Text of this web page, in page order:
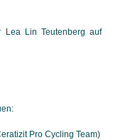
Lea Lin Teutenberg auf
Pro Cycling Team)